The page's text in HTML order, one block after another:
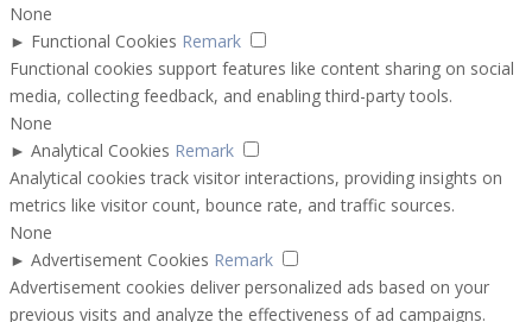
None
► Functional Cookies Remark
Functional cookies support features like content sharing on social
media, collecting feedback, and enabling third-party tools.
None
► Analytical Cookies Remark
Analytical cookies track visitor interactions, providing insights on
metrics like visitor count, bounce rate, and traffic sources.
None
► Advertisement Cookies Remark
Advertisement cookies deliver personalized ads based on your
previous visits and analyze the effectiveness of ad campaigns.